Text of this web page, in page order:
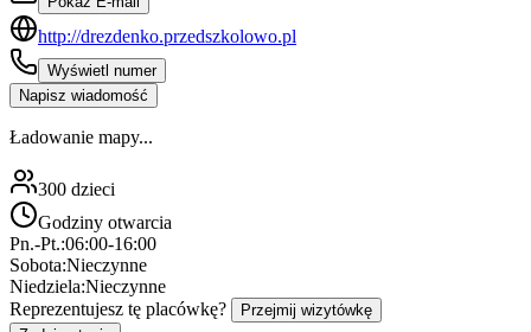
http://drezdenko.przedszkolowo.pl
Wyświetl numer
Napisz wiadomość
Ładowanie mapy...
300 dzieci
Godziny otwarcia
Pn.-Pt.:06:00-16:00
Sobota:Nieczynne
Niedziela:Nieczynne
Reprezentujesz tę placówkę?
Przejmij wizytówkę